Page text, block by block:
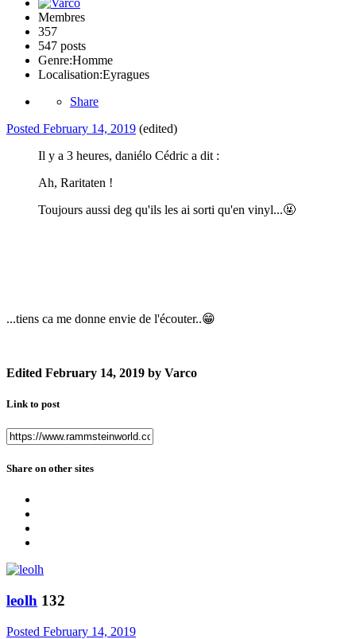
Membres
357
547 posts
Genre:Homme
Localisation:Eyragues
Share
Posted February 14, 2019 (edited)
Il y a 3 heures, daniélo Cédric a dit :
Ah, Raritaten !
Toujours aussi deg qu'ils les ai sorti qu'en vinyl...🤬
...tiens ca me donne envie de l'écouter..😁
Edited February 14, 2019 by Varco
Link to post
Share on other sites
leolh 132
Posted February 14, 2019